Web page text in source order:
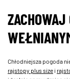
Chłodniejsza pogoda
rajstopy plus sizei